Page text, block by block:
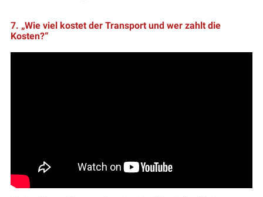
7. „Wie viel kostet der Transport und wer zahlt die
Kosten?“